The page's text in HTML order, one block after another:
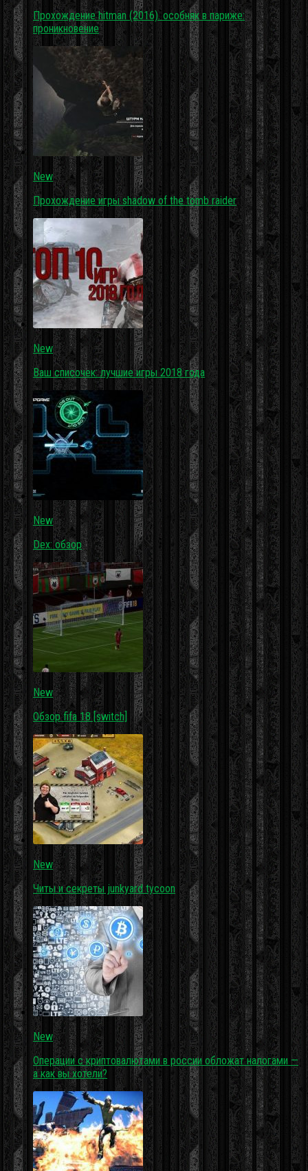
Прохождение hitman (2016). особняк в париже:
проникновение
New
Прохождение игры shadow of the tomb raider
New
Ваш списочек: лучшие игры 2018 года
New
Dex: обзор
New
Обзор fifa 18 [switch]
New
Читы и секреты junkyard tycoon
New
Операции с криптовалютами в россии обложат налогами —
а как вы хотели?